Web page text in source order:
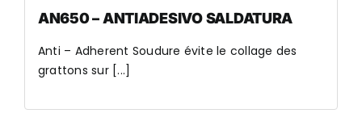
AN650 – ANTIADESIVO SALDATURA
Anti – Adherent Soudure évite le collage des
grattons sur [...]